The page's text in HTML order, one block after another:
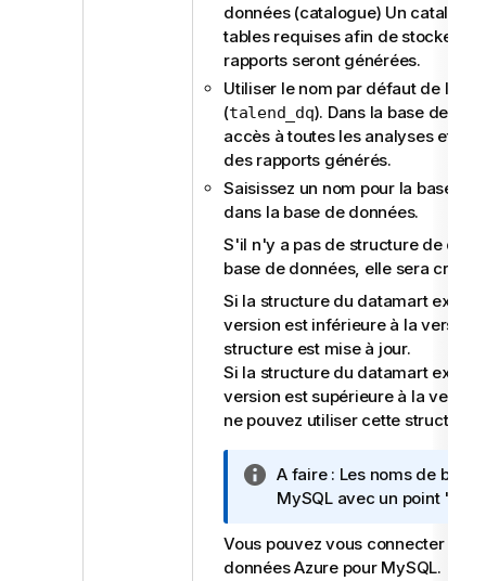
données (catalogue) Un
tables requises afin de stocker
rapports seront générées.
Utiliser le nom par défaut de la
(talend_dq). Dans la base de
accès à toutes les analyses et à
des rapports générés.
Saisissez un nom pour la base de
dans la base de données.
S'il n'y a pas de structure de
base de données, elle sera créée.
Si la structure du datamart existe
version est inférieure à la version
structure est mise à jour.
Si la structure du datamart existe
version est supérieure à la
ne pouvez utiliser cette structure
N
o
e
I
A faire : Les noms de
MySQL avec un point "
Vous pouvez vous connecter à
données Azure pour MySQL.